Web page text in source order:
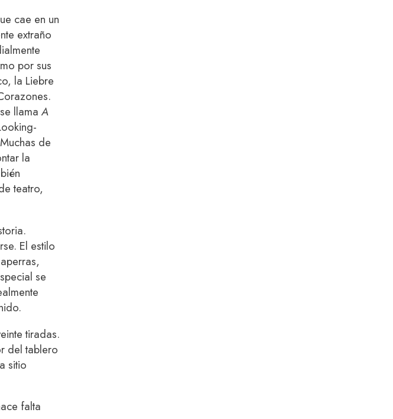
cae en un
extraño
por sus
la Liebre
llamaA
de
la
teatro,
El estilo
se
tiradas.
del tablero
sitio
falta